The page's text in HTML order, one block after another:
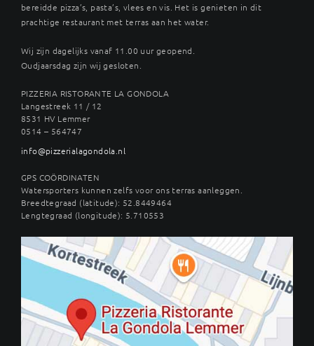
bereidde pizza’s, pasta’s, vlees en vis. Het is genieten in dit
prachtige restaurant met terras aan het water.
Wij zijn dagelijks vanaf 11.00 uur geopend.
Oudjaarsdag zijn wij gesloten.
PIZZERIA RISTORANTE LA GONDOLA
Langestreek 11 / 12
8531 HV Lemmer
0514 – 564747
info@pizzerialagondola.nl
GPS COÖRDINATEN
Watersporters kunnen zelfs voor ons terras aanleggen.
Breedtegraad (latitude): 52.8449464
Lengtegraad (longitude): 5.710553